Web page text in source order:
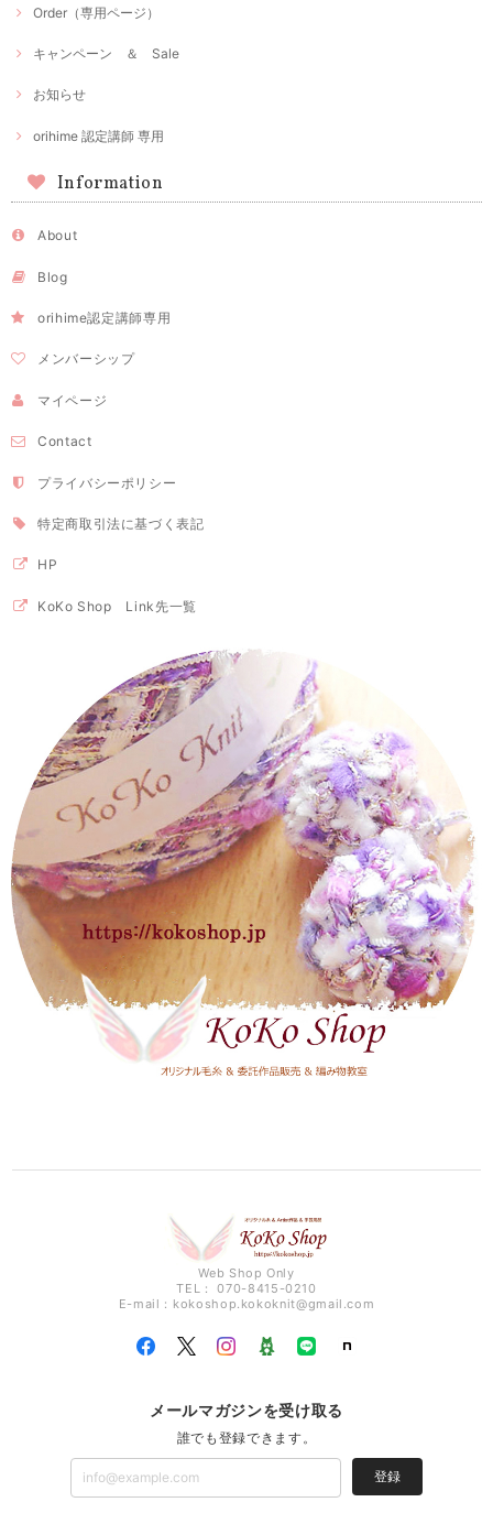
Order（専用ページ）
キャンペーン ＆ Sale
お知らせ
orihime 認定講師 専用
Information
About
Blog
orihime認定講師専用
メンバーシップ
マイページ
Contact
プライバシーポリシー
特定商取引法に基づく表記
HP
KoKo Shop Link先一覧
Web Shop Only
TEL： 070-8415-0210
E-mail： kokoshop.kokoknit@gmail.com
メールマガジンを受け取る
誰でも登録できます。
登録